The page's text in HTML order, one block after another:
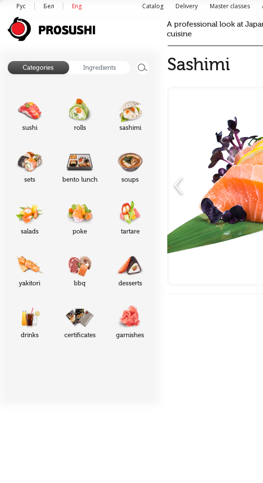
Рус Бел Eng Catalog Delivery Master classes
A professional look at
cuisine
Categories Ingredients
sushi rolls sashimi
sets bento lunch soups
salads poke tartare
yakitori bbq desserts
drinks certificates garnishes
Sashimi